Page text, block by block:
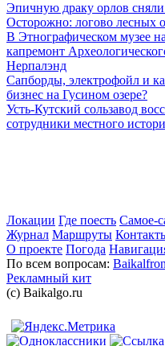
Эпичную драку орлов
Осторожно: логово лесных
В Этнографическом музее
капремонт
Нерпалэнд
Сапборды, электрофойл и
бизнес на Гусином озере?
Усть-Кутский сользавод
сотрудники местного
Локации Где поесть Самое-
Журнал Маршруты
О проекте Погода
По всем вопросам:
Рекламный кит
(с) Baikalgo.ru